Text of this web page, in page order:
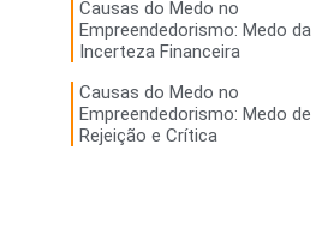
Causas do Medo no
Empreendedorismo: Medo da
Incerteza Financeira
Causas do Medo no
Empreendedorismo: Medo de
Rejeição e Crítica